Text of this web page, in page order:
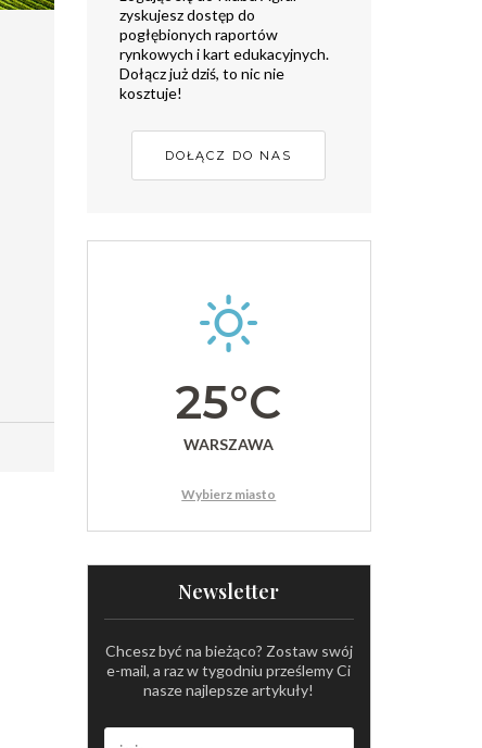
zyskujesz dostęp do
pogłębionych raportów
rynkowych i kart edukacyjnych.
Dołącz już dziś, to nic nie
kosztuje!
DOŁĄCZ DO NAS
25°C
WARSZAWA
Wybierz miasto
Newsletter
Chcesz być na bieżąco? Zostaw swój
e-mail, a raz w tygodniu prześlemy Ci
nasze najlepsze artykuły!